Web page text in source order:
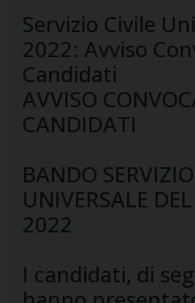
Servizio Civile
2022: Avviso
Candidati
AVVISO
CANDIDATI
BANDO
UNIVERSALE
2022
I candidati, di